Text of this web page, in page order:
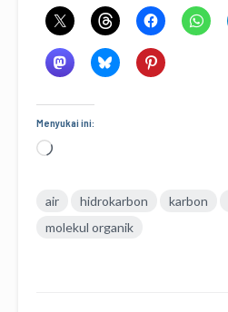
Menyukai ini:
Memuat...
air hidrokarbon karbon
molekul organik